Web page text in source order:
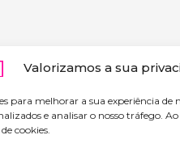
Valorizamos a sua
para melhorar a sua experiência de
e analisar o nosso tráfego.
cookies.